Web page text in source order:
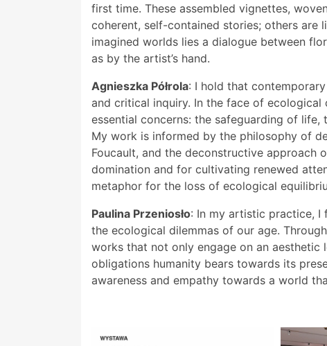
first time. These assembled vignettes,
coherent, self-contained stories; others are
imagined worlds lies a dialogue between
as by the artist’s hand.
Agnieszka Półrola: I hold that
and critical inquiry. In the face of
essential concerns: the safeguarding of
My work is informed by the philosophy of
Foucault, and the deconstructive approach
domination and for cultivating renewed
metaphor for the loss of ecological
Paulina Przeniosło: In my artistic practice, I
the ecological dilemmas of our age.
works that not only engage on an
obligations humanity bears towards its
awareness and empathy towards a world